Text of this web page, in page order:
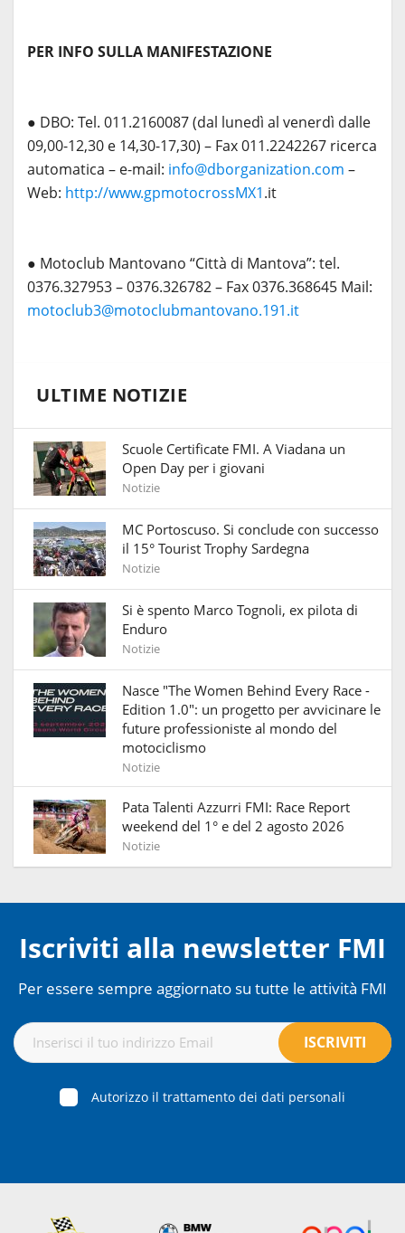
PER INFO SULLA MANIFESTAZIONE
● DBO: Tel. 011.2160087 (dal lunedì al venerdì dalle
09,00-12,30 e 14,30-17,30) – Fax 011.2242267 ricerca
automatica – e-mail: info@dborganization.com –
Web: http://www.gpmotocrossMX1.it
● Motoclub Mantovano “Città di Mantova”: tel.
0376.327953 – 0376.326782 – Fax 0376.368645 Mail:
motoclub3@motoclubmantovano.191.it
ULTIME NOTIZIE
Scuole Certificate FMI. A Viadana un
Open Day per i giovani
Notizie
MC Portoscuso. Si conclude con successo
il 15° Tourist Trophy Sardegna
Notizie
Si è spento Marco Tognoli, ex pilota di
Enduro
Notizie
Nasce "The Women Behind Every Race -
Edition 1.0": un progetto per avvicinare le
future professioniste al mondo del
motociclismo
Notizie
Pata Talenti Azzurri FMI: Race Report
weekend del 1° e del 2 agosto 2026
Notizie
Iscriviti alla newsletter FMI
Per essere sempre aggiornato su tutte le attività FMI
Autorizzo il trattamento dei dati personali